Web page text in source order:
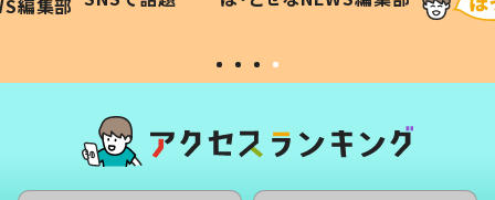
編集部 #令和の子
い」